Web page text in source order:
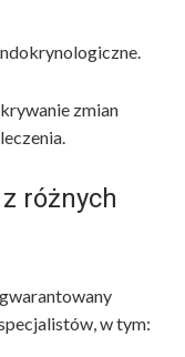
zmian
różnych
w tym: